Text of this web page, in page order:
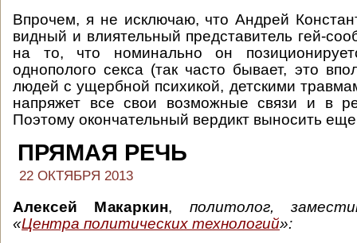
Впрочем, я не исключаю, что Андрей
видный и влиятельный представитель гей-
на то, что номинально он
однополого секса (так часто бывает, это
людей с ущербной психикой, детскими
напряжет все свои возможные связи и в
Поэтому окончательный вердикт выносить
ПРЯМАЯ РЕЧЬ
22 ОКТЯБРЯ 2013
Алексей Макаркин, политолог,
«Центра политических технологий»: